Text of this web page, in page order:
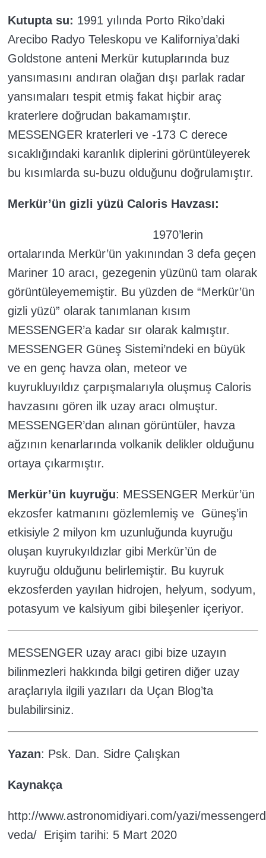
Kutupta su: 1991 yılında Porto Riko’daki
Arecibo Radyo Teleskopu ve Kaliforniya’daki
Goldstone anteni Merkür kutuplarında buz
yansımasını andıran olağan dışı parlak radar
yansımaları tespit etmiş fakat hiçbir araç
kraterlere doğrudan bakamamıştır.
MESSENGER kraterleri ve -173 C derece
sıcaklığındaki karanlık diplerini görüntüleyerek
bu kısımlarda su-buzu olduğunu doğrulamıştır.
Merkür’ün gizli yüzü Caloris Havzası:
1970’lerin
ortalarında Merkür’ün yakınından 3 defa geçen
Mariner 10 aracı, gezegenin yüzünü tam olarak
görüntüleyememiştir. Bu yüzden de “Merkür’ün
gizli yüzü” olarak tanımlanan kısım
MESSENGER’a kadar sır olarak kalmıştır.
MESSENGER Güneş Sistemi’ndeki en büyük
ve en genç havza olan, meteor ve
kuyrukluyıldız çarpışmalarıyla oluşmuş Caloris
havzasını gören ilk uzay aracı olmuştur.
MESSENGER’dan alınan görüntüler, havza
ağzının kenarlarında volkanik delikler olduğunu
ortaya çıkarmıştır.
Merkür’ün kuyruğu: MESSENGER Merkür’ün
ekzosfer katmanını gözlemlemiş ve Güneş’in
etkisiyle 2 milyon km uzunluğunda kuyruğu
oluşan kuyrukyıldızlar gibi Merkür’ün de
kuyruğu olduğunu belirlemiştir. Bu kuyruk
ekzosferden yayılan hidrojen, helyum, sodyum,
potasyum ve kalsiyum gibi bileşenler içeriyor.
MESSENGER uzay aracı gibi bize uzayın
bilinmezleri hakkında bilgi getiren diğer uzay
araçlarıyla ilgili yazıları da Uçan Blog’ta
bulabilirsiniz.
Yazan: Psk. Dan. Sidre Çalışkan
Kaynakça
http://www.astronomidiyari.com/yazi/
veda/ Erişim tarihi: 5 Mart 2020